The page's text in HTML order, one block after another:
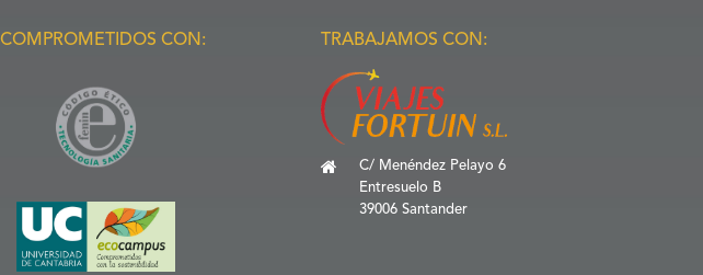
COMPROMETIDOS CON: TRABAJAMOS CON:
C/ Menéndez Pelayo 6
Entresuelo B
39006 Santander